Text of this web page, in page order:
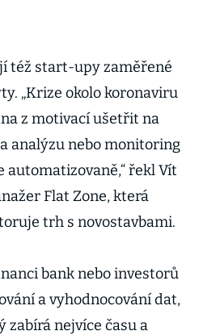
též start-upy zaměřené
„Krize okolo koronaviru
z motivací ušetřit na
analýzu nebo monitoring
řekl Vít
Flat Zone, která
trh s novostavbami.
bank nebo investorů
a vyhodnocování dat,
zabírá nejvíce času a